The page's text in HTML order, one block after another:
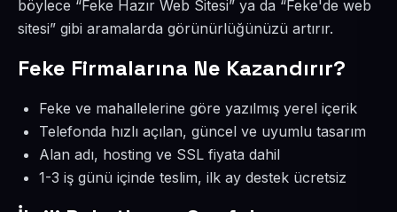
böylece “Feke Hazır Web Sitesi” ya da “Feke'de web
sitesi” gibi aramalarda görünürlüğünüzü artırır.
Feke Firmalarına Ne Kazandırır?
Feke ve mahallelerine göre yazılmış yerel içerik
Telefonda hızlı açılan, güncel ve uyumlu tasarım
Alan adı, hosting ve SSL fiyata dahil
1-3 iş günü içinde teslim, ilk ay destek ücretsiz